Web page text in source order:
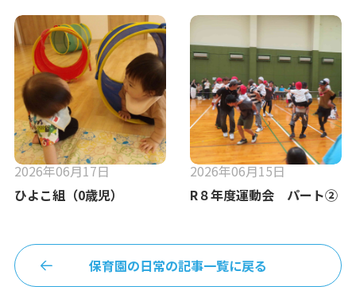
2026年06月17日
ひよこ組（0歳児）
2026年06月15日
R８年度運動会 パート②
保育園の日常の記事一覧に戻る